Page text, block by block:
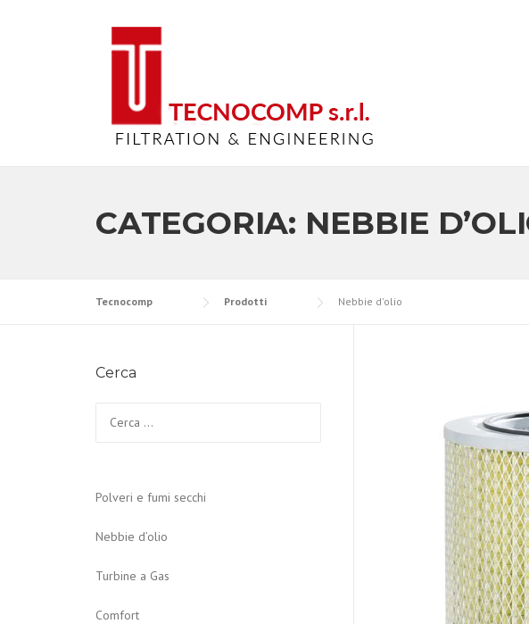
CATEGORIA: NEBBIE
Tecnocomp Prodotti Nebbie d'olio
Cerca
per:
Polveri e fumi secchi
Nebbie d’olio
Turbine a Gas
Comfort